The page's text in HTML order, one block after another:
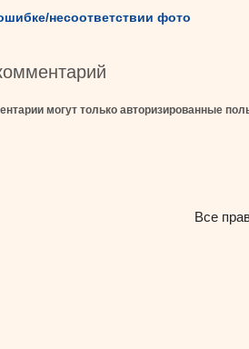
несоответствии фото
могут только авторизированные
Все